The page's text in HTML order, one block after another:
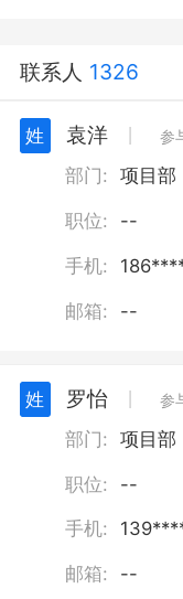
研发；
售；5G
服务；
容制作
代理；
业管理
租赁；
场地设
划；组
充电基
赁；园
的项目
营活动）
联系人 1326
姓 袁洋 参
部门: 项目部
职位: --
手机:
邮箱: --
姓 罗怡 参
部门: 项目部
职位: --
手机:
邮箱: --